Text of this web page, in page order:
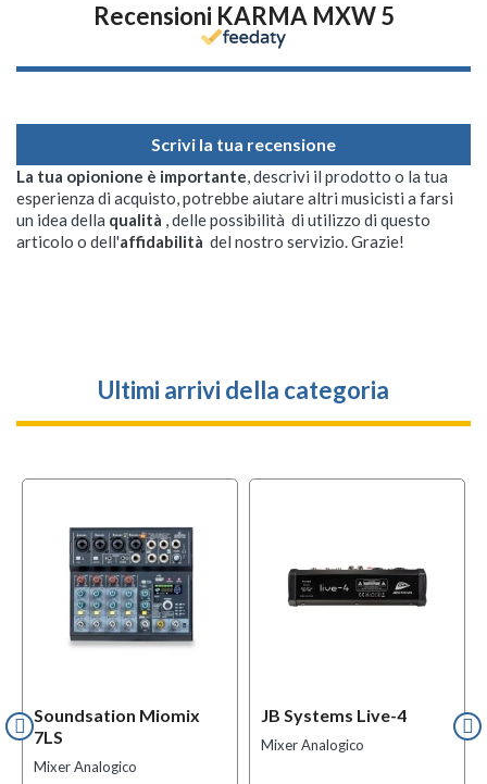
Recensioni KARMA MXW 5
Scrivi la tua recensione
La tua opionione è importante, descrivi il prodotto o la tua
esperienza di acquisto, potrebbe aiutare altri musicisti a farsi
un idea della qualità , delle possibilità di utilizzo di questo
articolo o dell'affidabilità del nostro servizio. Grazie!
Ultimi arrivi della categoria
Soundsation Miomix
7LS
Mixer Analogico
JB Systems Live-4
Mixer Analogico